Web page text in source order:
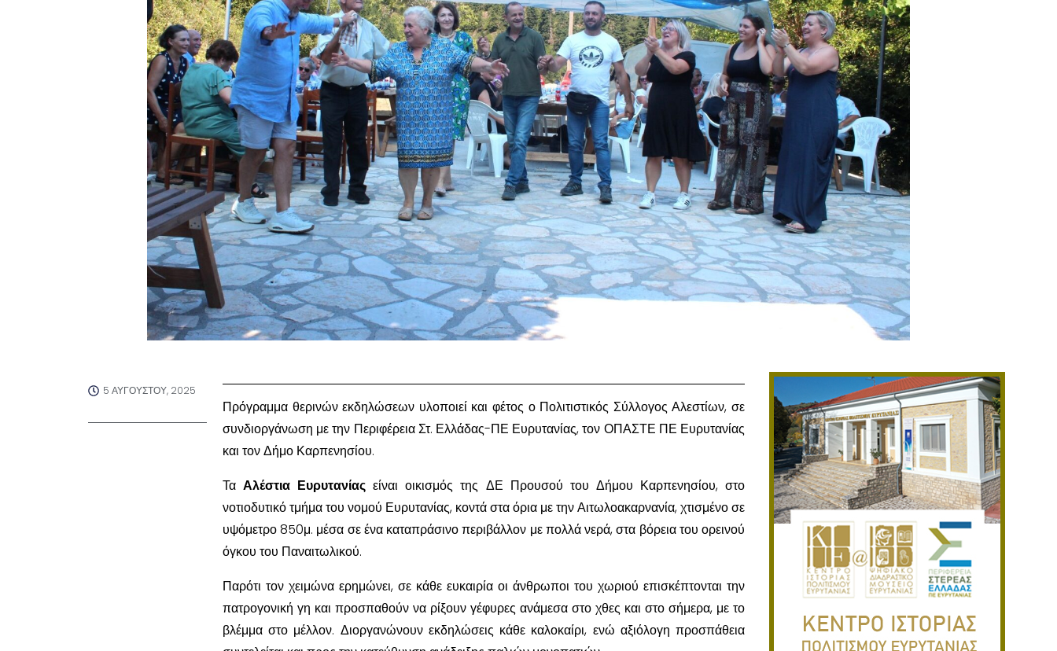
5 ΑΥΓΟΎΣΤΟΥ, 2025
Πρόγραμμα θερινών εκδηλώσεων υλοποιεί και φέτος ο Πολιτιστικός Σύλλογος Αλεστίων, σε
συνδιοργάνωση με την Περιφέρεια Στ. Ελλάδας-ΠΕ Ευρυτανίας, τον ΟΠΑΣΤΕ ΠΕ Ευρυτανίας
και τον Δήμο Καρπενησίου.
ΤαΑλέστια Ευρυτανίας είναι οικισμός της ΔΕ Προυσού του Δήμου Καρπενησίου, στο
νοτιοδυτικό τμήμα του νομού Ευρυτανίας, κοντά στα όρια με την Αιτωλοακαρνανία, χτισμένο σε
υψόμετρο 850μ. μέσα σε ένα καταπράσινο περιβάλλον με πολλά νερά, στα βόρεια του ορεινού
όγκου του Παναιτωλικού.
Παρότι τον χειμώνα ερημώνει, σε κάθε ευκαιρία οι άνθρωποι του χωριού επισκέπτονται την
πατρογονική γη και προσπαθούν να ρίξουν γέφυρες ανάμεσα στο χθες και στο σήμερα, με το
βλέμμα στο μέλλον. Διοργανώνουν εκδηλώσεις κάθε καλοκαίρι, ενώ αξιόλογη προσπάθεια